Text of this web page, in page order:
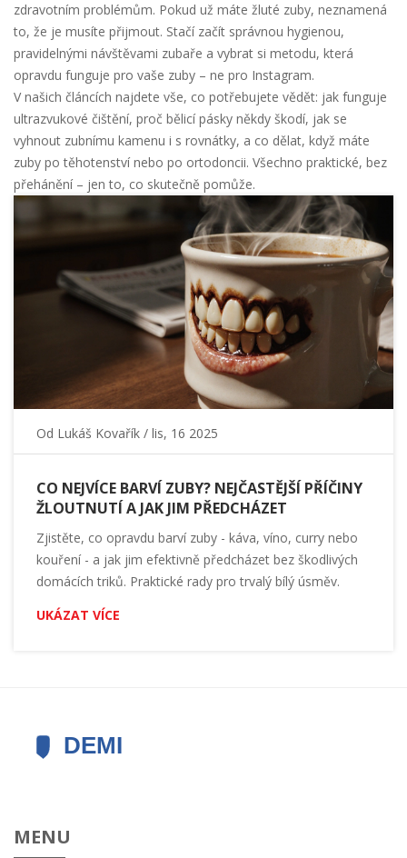
zdravotním problémům. Pokud už máte žluté zuby, neznamená
to, že je musíte přijmout. Stačí začít správnou hygienou,
pravidelnými návštěvami zubaře a vybrat si metodu, která
opravdu funguje pro vaše zuby – ne pro Instagram.
V našich článcích najdete vše, co potřebujete vědět: jak funguje
ultrazvukové čištění, proč bělicí pásky někdy škodí, jak se
vyhnout zubnímu kamenu i s rovnátky, a co dělat, když máte
zuby po těhotenství nebo po ortodoncii. Všechno praktické, bez
přehánění – jen to, co skutečně pomůže.
Od Lukáš Kovařík / lis, 16 2025
CO NEJVÍCE BARVÍ ZUBY? NEJČASTĚJŠÍ PŘÍČINY
ŽLOUTNUTÍ A JAK JIM PŘEDCHÁZET
Zjistěte, co opravdu barví zuby - káva, víno, curry nebo
kouření - a jak jim efektivně předcházet bez škodlivých
domácích triků. Praktické rady pro trvalý bílý úsměv.
UKÁZAT VÍCE
MENU